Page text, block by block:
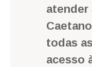
atender
todas
acesso